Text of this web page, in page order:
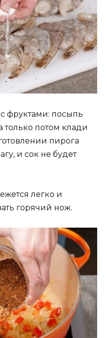
фруктами: посыпь
только потом клади
пирога
и сок не будет
легко и
горячий нож.